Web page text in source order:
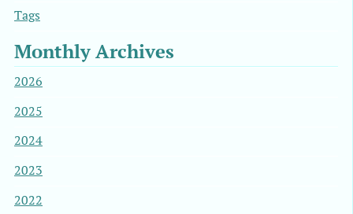
Tags
Monthly Archives
2026
2025
2024
2023
2022